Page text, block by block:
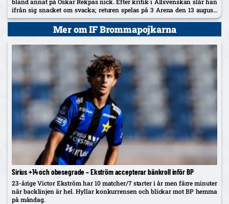
bland annat på Oskar Rekpas nick. Efter kritik i Allsvenskan slår han
ifrån sig snacket om svacka; returen spelas på 3 Arena den 13 augusti
och vinnaren går mot Žalgiris/Hajduk...
Mer om IF Brommapojkarna
Sirius +14 och obesegrade – Ekström accepterar bänkroll inför BP
23-årige Victor Ekström har 10 matcher/7 starter i år men färre minuter
när backlinjen är hel. Hyllar konkurrensen och blickar mot BP hemma
på måndag.